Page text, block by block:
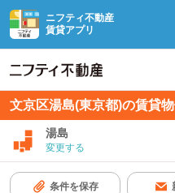
ニフティ不動産
賃貸アプリ
文京区湯島(東京都)の賃貸
湯島
変更する
条件を保存